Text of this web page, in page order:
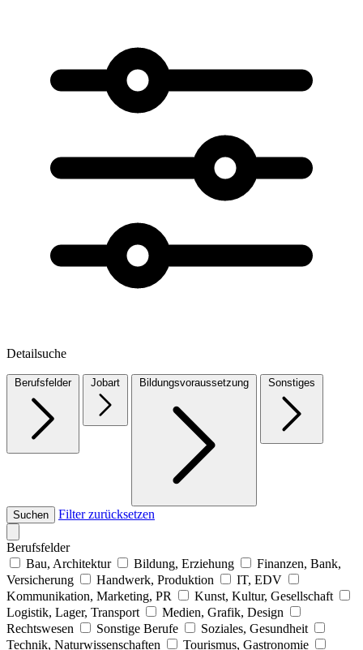
Detailsuche
Berufsfelder Jobart Bildungsvoraussetzung Sonstiges
Suchen Filter zurücksetzen
Berufsfelder
Bau, Architektur
Bildung, Erziehung
Finanzen, Bank,
Versicherung
Handwerk, Produktion
IT, EDV
Kommunikation, Marketing, PR
Kunst, Kultur, Gesellschaft
Logistik, Lager, Transport
Medien, Grafik, Design
Rechtswesen
Sonstige Berufe
Soziales, Gesundheit
Technik, Naturwissenschaften
Tourismus, Gastronomie